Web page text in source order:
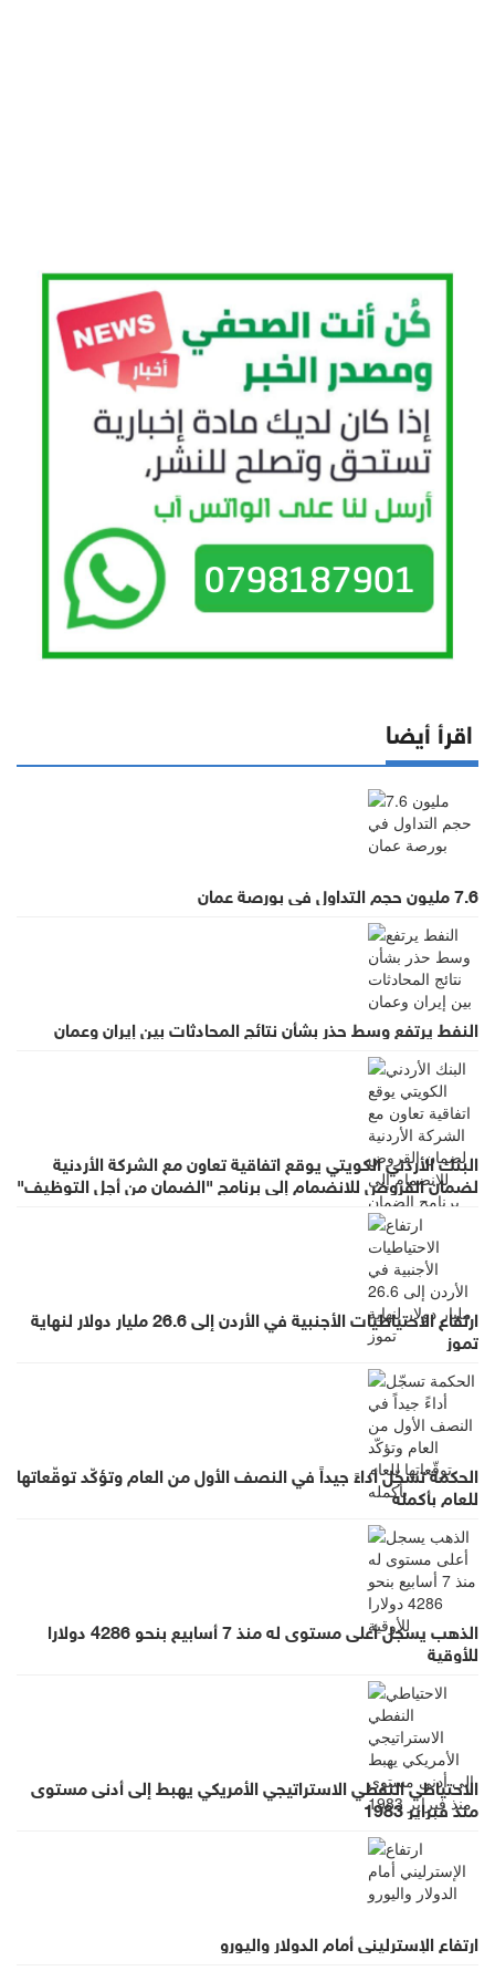
اقرأ أيضا
7.6 مليون حجم التداول في بورصة عمان
النفط يرتفع وسط حذر بشأن نتائج المحادثات بين إيران وعمان
البنك الأردني الكويتي يوقع اتفاقية تعاون مع الشركة الأردنية
لضمان القروض للانضمام إلى برنامج "الضمان من أجل التوظيف"
ارتفاع الاحتياطيات الأجنبية في الأردن إلى 26.6 مليار دولار لنهاية
تموز
الحكمة تسجّل أداءً جيداً في النصف الأول من العام وتؤكّد توقّعاتها
للعام بأكمله
الذهب يسجل أعلى مستوى له منذ 7 أسابيع بنحو 4286 دولارا
للأوقية
الاحتياطي النفطي الاستراتيجي الأمريكي يهبط إلى أدنى مستوى
منذ فبراير 1983
ارتفاع الإسترليني أمام الدولار واليورو